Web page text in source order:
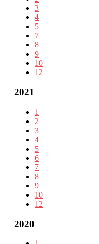
3
4
5
7
8
9
10
12
2021
1
2
3
4
5
6
7
8
9
10
12
2020